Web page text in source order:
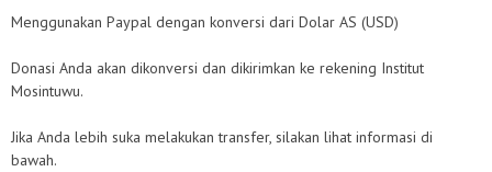
Menggunakan Paypal dengan konversi dari Dolar AS (USD)
Donasi Anda akan dikonversi dan dikirimkan ke rekening Institut
Mosintuwu.
Jika Anda lebih suka melakukan transfer, silakan lihat informasi di
bawah.